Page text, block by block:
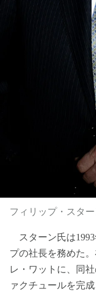
フィリップ・スター
スターン氏は1993
プの社長を務めた
レ・ワットに、同
ァクチュールを完